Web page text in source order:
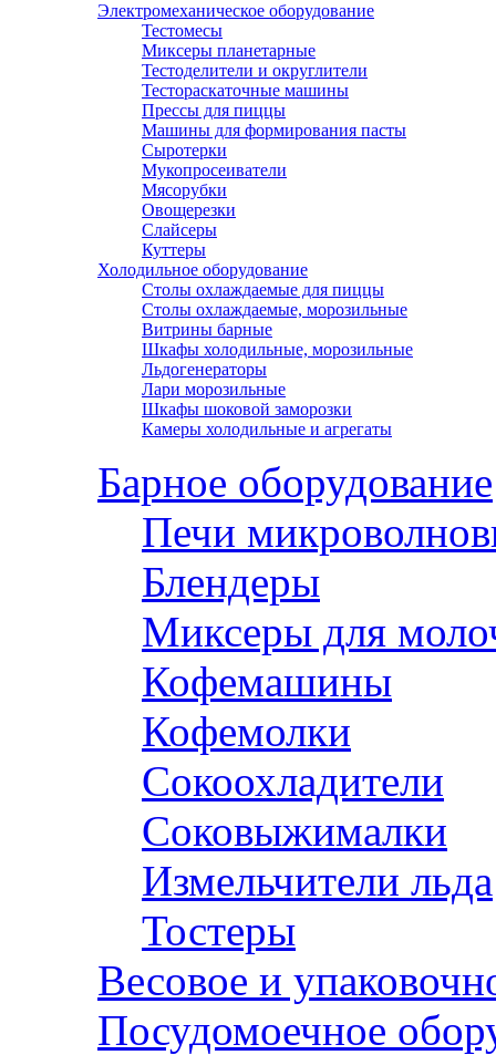
Электромеханическое оборудование
Тестомесы
Миксеры планетарные
Тестоделители и округлители
Тестораскаточные машины
Прессы для пиццы
Машины для формирования пасты
Сыротерки
Мукопросеиватели
Мясорубки
Овощерезки
Слайсеры
Куттеры
Холодильное оборудование
Столы охлаждаемые для пиццы
Столы охлаждаемые, морозильные
Витрины барные
Шкафы холодильные, морозильные
Льдогенераторы
Лари морозильные
Шкафы шоковой заморозки
Камеры холодильные и агрегаты
Барное оборудование
Печи
Блендеры
Миксеры для
Кофемашины
Кофемолки
Сокоохладители
Соковыжималки
Измельчители льда
Тостеры
Весовое и
Посудомоечное